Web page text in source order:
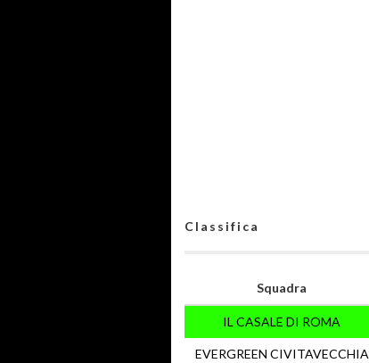
Classifica
Squadra
IL CASALE DI ROMA
EVERGREEN CIVITAVECCHIA